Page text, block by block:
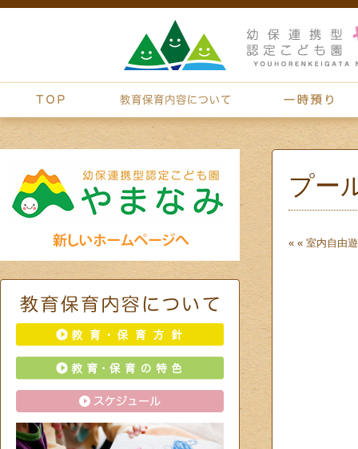
プー
« « 室内自由